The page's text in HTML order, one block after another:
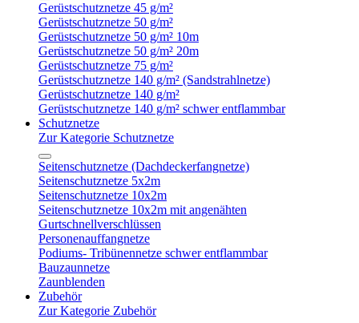
Gerüstschutznetze 45 g/m²
Gerüstschutznetze 50 g/m²
Gerüstschutznetze 50 g/m² 10m
Gerüstschutznetze 50 g/m² 20m
Gerüstschutznetze 75 g/m²
Gerüstschutznetze 140 g/m² (Sandstrahlnetze)
Gerüstschutznetze 140 g/m²
Gerüstschutznetze 140 g/m² schwer entflammbar
Schutznetze
Zur Kategorie Schutznetze
Seitenschutznetze (Dachdeckerfangnetze)
Seitenschutznetze 5x2m
Seitenschutznetze 10x2m
Seitenschutznetze 10x2m mit angenähten
Gurtschnellverschlüssen
Personenauffangnetze
Podiums- Tribünennetze schwer entflammbar
Bauzaunnetze
Zaunblenden
Zubehör
Zur Kategorie Zubehör